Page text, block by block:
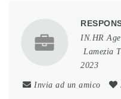
IN.HR
Lamezia
2023
Invia ad un amico